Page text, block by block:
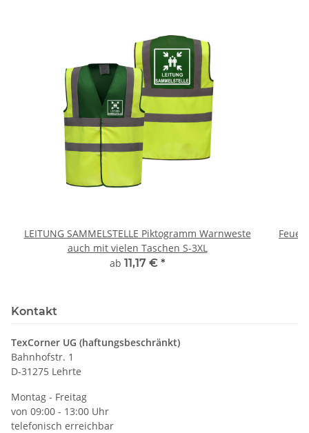
LEITUNG SAMMELSTELLE Piktogramm Warnweste
auch mit vielen Taschen S-3XL
ab 11,17 € *
Kontakt
TexCorner UG (haftungsbeschränkt)
Bahnhofstr. 1
D-31275 Lehrte
Montag - Freitag
von 09:00 - 13:00 Uhr
telefonisch erreichbar